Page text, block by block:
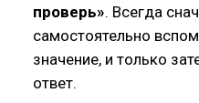
проверь». Всегда
самостоятельно
значение, и только
ответ.